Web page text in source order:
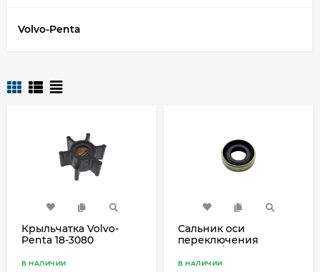
Volvo-Penta
Крыльчатка Volvo-
Penta 18-3080
В НАЛИЧИИ
Сальник оси
переключения
89236
В НАЛИЧИИ